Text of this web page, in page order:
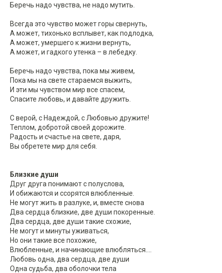
Беречь надо чувства, не надо мутить.
Всегда это чувство может горы свернуть,
А может, тихонько всплывет, как подлодка,
А может, умершего к жизни вернуть,
А может, и гадкого утенка – в лебедку.
Беречь надо чувства, пока мы живем,
Пока мы на свете стараемся выжить,
И эти мы чувством мир все спасем,
Спасите любовь, и давайте дружить.
С верой, с Надеждой, с Любовью дружите!
Теплом, добротой своей дорожите.
Радость и счастье на свете, даря,
Вы обретете мир для себя.
Близкие души
Друг друга понимают с полуслова,
И обижаются и ссорятся влюбленные.
Не могут жить в разлуке, и, вместе снова
Два сердца близкие, две души покоренные.
Два сердца, две души такие схожие,
Не могут и минуты уживаться,
Но они такие все похожие,
Влюбленные, и начинающие влюбляться….
Любовь одна, два сердца, две души
Одна судьба, два оболочки тела